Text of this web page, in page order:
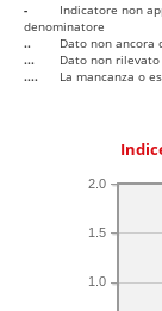
-
Indicatore non
denominatore
..
Dato non ancora
...
Dato non rilevato
....
La mancanza o
1.0
1.5
2.0